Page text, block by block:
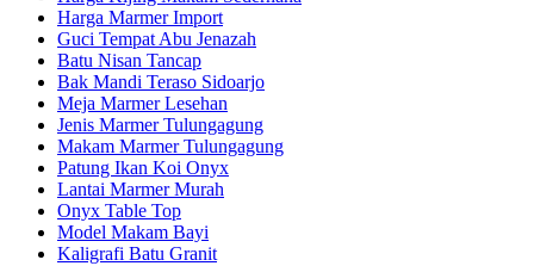
Harga Marmer Import
Guci Tempat Abu Jenazah
Batu Nisan Tancap
Bak Mandi Teraso Sidoarjo
Meja Marmer Lesehan
Jenis Marmer Tulungagung
Makam Marmer Tulungagung
Patung Ikan Koi Onyx
Lantai Marmer Murah
Onyx Table Top
Model Makam Bayi
Kaligrafi Batu Granit